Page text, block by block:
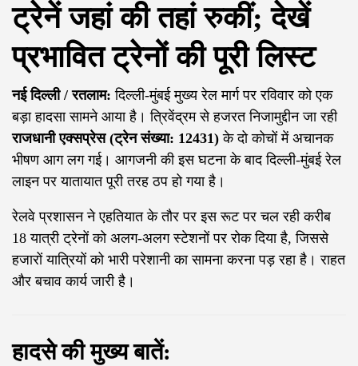
ट्रेनें जहां की तहां रुकीं; देखें
प्रभावित ट्रेनों की पूरी लिस्ट
नई दिल्ली / रतलाम: दिल्ली-मुंबई मुख्य रेल मार्ग पर रविवार को एक
बड़ा हादसा सामने आया है। त्रिवेंद्रम से हजरत निजामुद्दीन जा रही
राजधानी एक्सप्रेस (ट्रेन संख्या: 12431) के दो कोचों में अचानक
भीषण आग लग गई। आगजनी की इस घटना के बाद दिल्ली-मुंबई रेल
लाइन पर यातायात पूरी तरह ठप हो गया है।
रेलवे प्रशासन ने एहतियात के तौर पर इस रूट पर चल रही करीब
18 यात्री ट्रेनों को अलग-अलग स्टेशनों पर रोक दिया है, जिससे
हजारों यात्रियों को भारी परेशानी का सामना करना पड़ रहा है। राहत
और बचाव कार्य जारी है।
हादसे की मुख्य बातें: